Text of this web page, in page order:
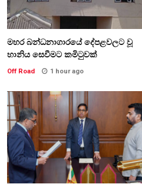
මහර බන්ධනාගාරයේ දේපළවලට වූ
හානිය සෙවීමට කමිටුවක්
Off Road 1 hour ago